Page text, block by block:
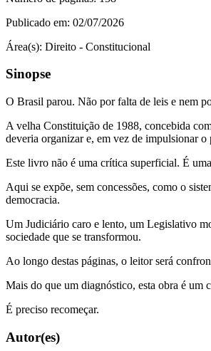
Publicado em: 02/07/2026
Área(s): Direito - Constitucional
Sinopse
O Brasil parou. Não por falta de leis e nem
A velha Constituição de 1988, concebida
deveria organizar e, em vez de impulsionar o
Este livro não é uma crítica superficial. É
Aqui se expõe, sem concessões, como o
democracia.
Um Judiciário caro e lento, um Legislativo
sociedade que se transformou.
Ao longo destas páginas, o leitor será
Mais do que um diagnóstico, esta obra é um
É preciso recomeçar.
Autor(es)